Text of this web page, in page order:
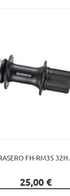
FH-RM35
Precio
25,00 €
